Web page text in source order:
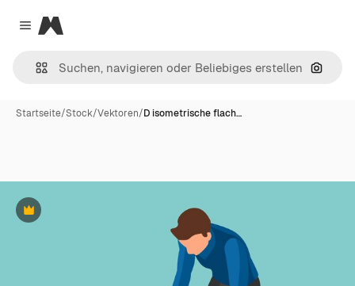
Close menu
Magnific
Nach
Startseite/Stock/Vektoren/D isometrische flach…
Premium